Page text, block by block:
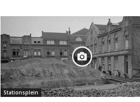
Stationsplein